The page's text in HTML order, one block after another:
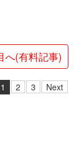
へ(有料記事)
1 2 3 Next